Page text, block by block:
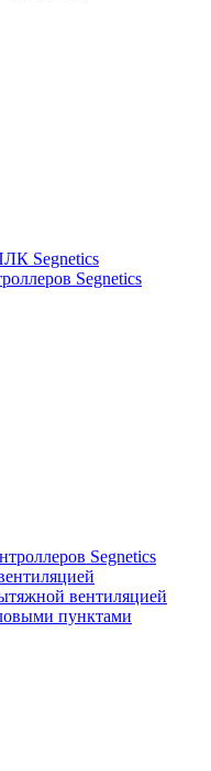
Segnetics
Segnetics
Segnetics
вентиляцией
пунктами